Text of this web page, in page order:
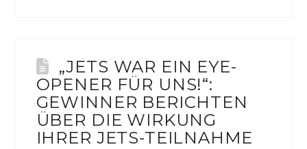
„JETS WAR EIN EYE-
OPENER FÜR UNS!“:
GEWINNER BERICHTEN
ÜBER DIE WIRKUNG
IHRER JETS-TEILNAHME